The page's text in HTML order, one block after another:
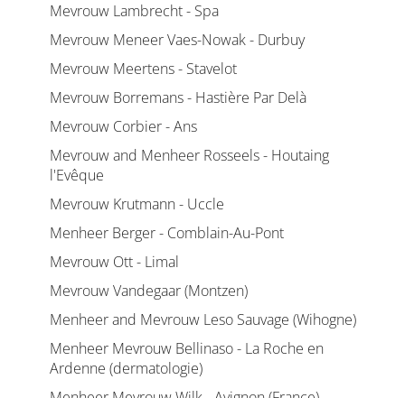
Mevrouw Lambrecht - Spa
Mevrouw Meneer Vaes-Nowak - Durbuy
Mevrouw Meertens - Stavelot
Mevrouw Borremans - Hastière Par Delà
Mevrouw Corbier - Ans
Mevrouw and Menheer Rosseels - Houtaing
l'Evêque
Mevrouw Krutmann - Uccle
Menheer Berger - Comblain-Au-Pont
Mevrouw Ott - Limal
Mevrouw Vandegaar (Montzen)
Menheer and Mevrouw Leso Sauvage (Wihogne)
Menheer Mevrouw Bellinaso - La Roche en
Ardenne (dermatologie)